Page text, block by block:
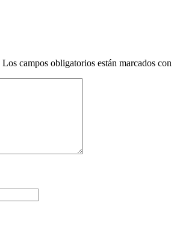
Los campos obligatorios están marcados con